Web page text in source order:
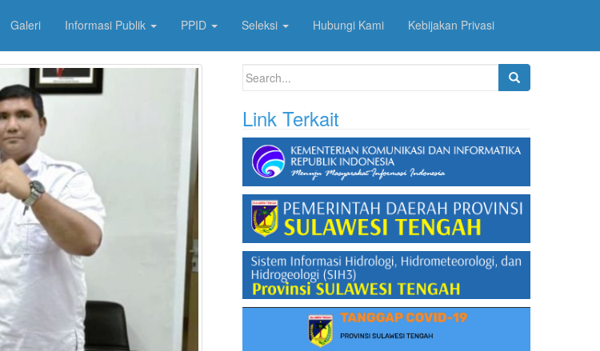
Galeri Informasi Publik PPID Seleksi Hubungi Kami Kebijakan Privasi
Search
Link Terkait